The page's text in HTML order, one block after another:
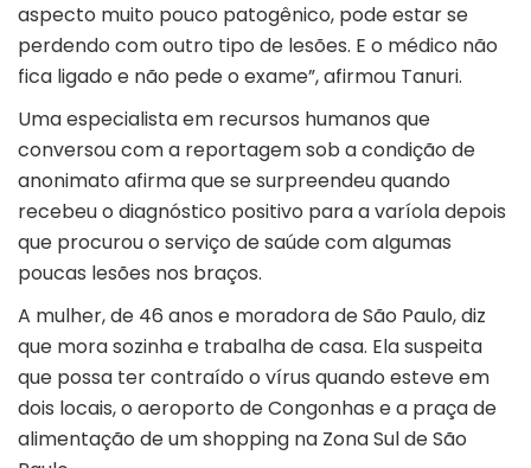
aspecto muito pouco patogênico, pode estar se
perdendo com outro tipo de lesões. E o médico não
fica ligado e não pede o exame”, afirmou Tanuri.
Uma especialista em recursos humanos que
conversou com a reportagem sob a condição de
anonimato afirma que se surpreendeu quando
recebeu o diagnóstico positivo para a varíola depois
que procurou o serviço de saúde com algumas
poucas lesões nos braços.
A mulher, de 46 anos e moradora de São Paulo, diz
que mora sozinha e trabalha de casa. Ela suspeita
que possa ter contraído o vírus quando esteve em
dois locais, o aeroporto de Congonhas e a praça de
alimentação de um shopping na Zona Sul de São